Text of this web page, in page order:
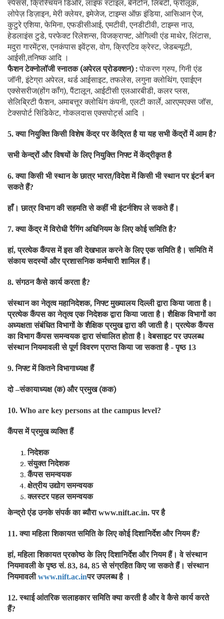
स्पेंसर्स,क्रिस्चियन डिओर,लाइफ स्टाइल,बेनेटोन,लिबर्टी,फ्रीलूक,
लोपेज़ डिज़ाइन,मेरी क्लेयर,इमेजेज,टाइम्स ऑफ़ इंडिया, आसिआन ऐज,
कुटुरे एशिया,फेमिना,एफडीसीआई,एमटीवी,एनडीटीवी,टाइम्स नाउ,
हेडलाइंस टुडे,परफेक्ट रिलेशन्स,विजक्राफ्ट, ओगिल्वी एंड माथेर,लिंटास,
मदुरा गारमेंट्स,एनकंपास इवेंट्स,वोग,क्रिएटिव क्रेस्ट,जेडब्ल्यूटी,
आईसी,तनिष्क आदि ।
फैशन टेक्नोलॉजी स्नातक (अपेरल प्रोडक्शन) : पोकरण ग्रुप,गिनी एंड
जॉनी,इंटेग्रा अपेरल, थर्ड आईसाइट,तफलेस,लगुना क्लोथिंग,एवाईएन
एक्सेसरीज(होंग कॉंग),पैंटालून, आईटीसी एलआरबीडी,कलर प्लस,
सेलिब्रिटी फैशन, अमाबत्तूर क्लोथिंग कंपनी,एलटी कार्ले, आरएमएक्स जॉस,
टेक्सपोर्ट सिंडिकेट,गोकलदास एक्सपोर्ट्स आदि ।
5.क्या नियुक्ति किसी विशेष केंद्र पर केंद्रित है या यह सभी केंद्रों में आम है?
सभी केन्द्रों और विषयों के लिए नियुक्ति निफ्ट में केंद्रीकृत है
6.क्या किसी भी स्थान के छात्र भारत/विदेश में किसी भी स्थान पर इंटर्न बन
सकते हैं?
हाँ। छात्र विभाग की सहमति से कहीं भी इंटर्नशिप ले सकते हैं।
7.क्या केंद्र में विरोधी रैगिंग अधिनियम के लिए कोई समिति है?
हां,प्रत्येक कैंपस में इस की देखभाल करने के लिए एक समिति है। समिति में
संकाय सदस्यों और प्रशासनिक कर्मचारी शामिल हैं।
8.संगठन कैसे कार्य करता है?
संस्थान का नेतृत्व महानिदेशक,निफ्ट मुख्यालय दिल्ली द्वारा किया जाता है।
प्रत्येक कैंपस का नेतृत्व एक निदेशक द्वारा किया जाता है। शैक्षिक विभागों का
अध्यक्षता संबंधित विभागों के शैक्षिक प्रमुख द्वारा की जाती है। प्रत्येक कैंपस
का विभाग कैंपस समन्वयक द्वारा संचालित होता है। वेबसाइट पर उपलब्ध
संस्थान नियमावली से पूर्ण विवरण प्राप्त किया जा सकता है - पृष्ठ 13
9.निफ्ट में कितने विभागाध्यक्ष हैं
दो–संकायाध्यक्ष (क) और प्रमुख (कक)
10. Who are key persons at the campus level?
कैंपस में प्रमुख व्यक्ति हैं
निदेशक
संयुक्त निदेशक
कैंपस समन्वयक
क्षेत्रीय उद्योग समन्वयक
क्लस्टर पहल समन्वयक
केन्द्रो एंड उनके संपर्क का ब्यौराwww.nift.ac.in.पर है
11.क्या महिला शिकायत समिति के लिए कोई दिशानिर्देश और नियम हैं?
हां,महिला शिकायत प्रकोष्ठ के लिए दिशानिर्देश और नियम हैं। वे संस्थान
नियमावली के पृष्ठ सं.83, 84, 85से संग्रहित किए जा सकते हैं। संस्थान
नियमावली www.nift.ac.inपर उपलब्ध है ।
12.स्थाई आंतरिक सलाहकार समिति क्या करती है और वे कैसे कार्य करते
हैं?